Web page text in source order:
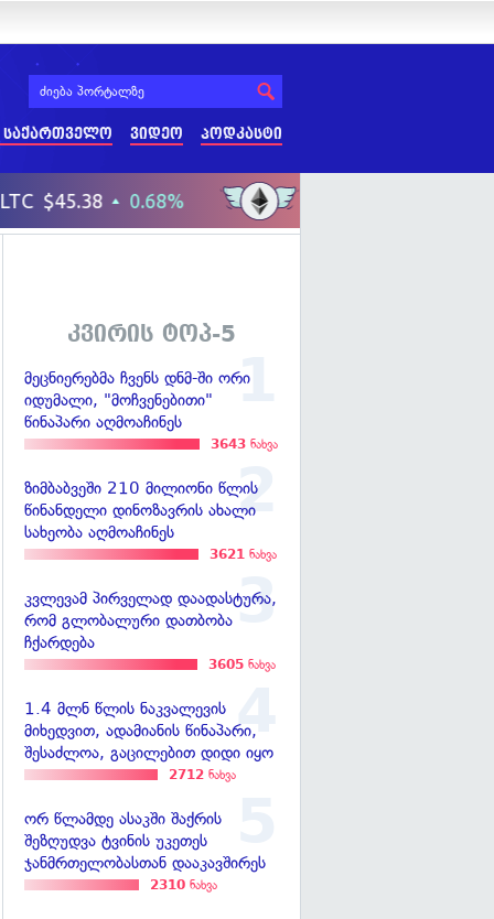
საქართველო ვიდეო პოდკასტი
კვირის ტოპ-5
მეცნიერებმა ჩვენს დნმ-ში ორი
იდუმალი, "მოჩვენებითი"
წინაპარი აღმოაჩინეს
3643 ნახვა
ზიმბაბვეში 210 მილიონი წლის
წინანდელი დინოზავრის ახალი
სახეობა აღმოაჩინეს
3621 ნახვა
კვლევამ პირველად დაადასტურა,
რომ გლობალური დათბობა
ჩქარდება
3605 ნახვა
1.4 მლნ წლის ნაკვალევის
მიხედვით, ადამიანის წინაპარი,
შესაძლოა, გაცილებით დიდი იყო
2712 ნახვა
ორ წლამდე ასაკში შაქრის
შეზღუდვა ტვინის უკეთეს
ჯანმრთელობასთან დააკავშირეს
2310 ნახვა